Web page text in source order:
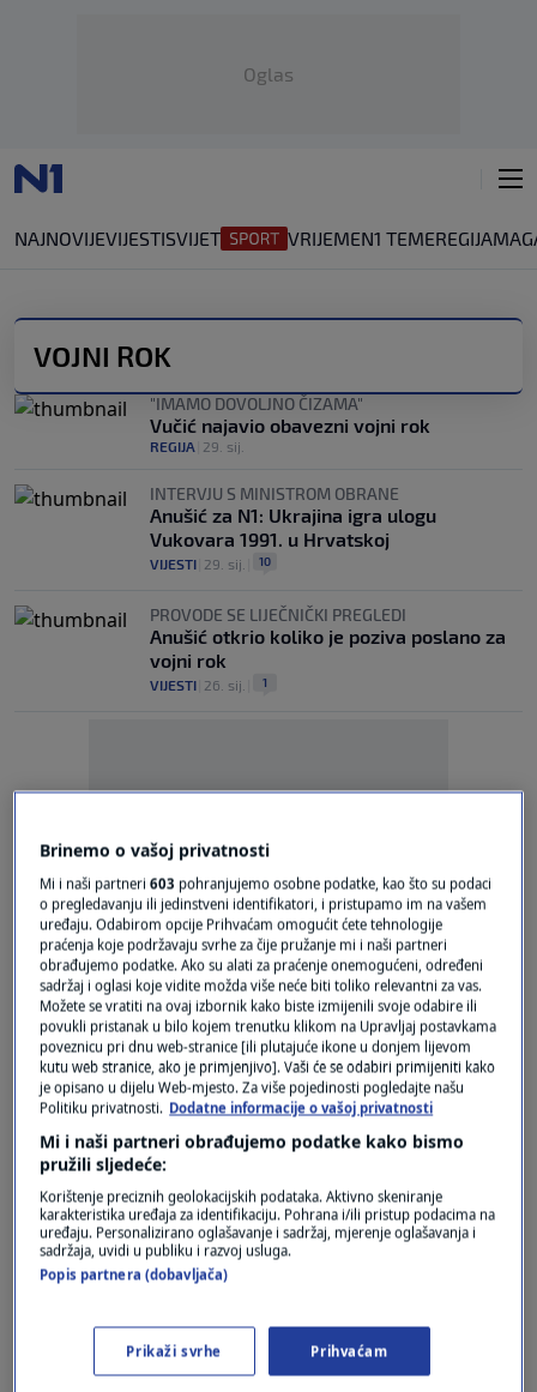
Oglas
NAJNOVIJEVIJESTISVIJET VRIJEMEN1 TEMEREGIJA
VOJNI ROK
"IMAMO DOVOLJNO ČIZAMA"
Vučić najavio obavezni vojni rok
REGIJA 29. sij.
INTERVJU S MINISTROM OBRANE
Anušić za N1: Ukrajina igra ulogu
Vukovara 1991. u Hrvatskoj
VIJESTI 29. sij. 10
PROVODE SE LIJEČNIČKI PREGLEDI
Anušić otkrio koliko je poziva poslano za
vojni rok
VIJESTI 26. sij. 1
DONOSIMO DETALJE
Počeli liječnički pregledi budućih ročnika:
Kako sve izgleda?
N1 INFO|19. sij.| 0
OBJAVIO MORH
Počeli liječnički pregledi budućih ročnika:
Kako sve izgleda?
VIJESTI |19. sij.| 1
"STARI IZAZOV U NOVOM RUHU"
obaveze: Hrvatska predvodi trend
VIJESTI|14. sij.
Brinemo o vašoj privatnosti
Mi i naši partneri603 pohranjujemo osobne podatke, kao što su podaci
o pregledavanju ili jedinstveni identifikatori, i pristupamo im na vašem
uređaju. Odabirom opcije Prihvaćam omogućit ćete tehnologije
praćenja koje podržavaju svrhe za čije pružanje mi i naši partneri
obrađujemo podatke. Ako su alati za praćenje onemogućeni, određeni
sadržaj i oglasi koje vidite možda više neće biti toliko relevantni za vas.
Možete se vratiti na ovaj izbornik kako biste izmijenili svoje odabire ili
povukli pristanak u bilo kojem trenutku klikom na Upravljaj postavkama
poveznicu pri dnu web-stranice [ili plutajuće ikone u donjem lijevom
kutu web stranice, ako je primjenjivo]. Vaši će se odabiri primijeniti kako
je opisano u dijelu Web-mjesto. Za više pojedinosti pogledajte našu
Politiku privatnosti. Dodatne informacije o vašoj privatnosti
Mi i naši partneri obrađujemo podatke kako bismo
pružili sljedeće:
Korištenje preciznih geolokacijskih podataka. Aktivno skeniranje
karakteristika uređaja za identifikaciju. Pohrana i/ili pristup podacima na
uređaju. Personalizirano oglašavanje i sadržaj, mjerenje oglašavanja i
sadržaja, uvidi u publiku i razvoj usluga.
Popis partnera (dobavljača)
Prikaži svrhe Prihvaćam